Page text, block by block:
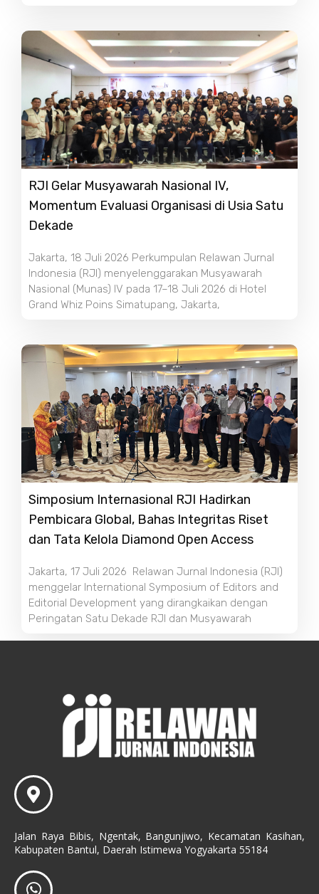
RJI Gelar Musyawarah Nasional IV,
Momentum Evaluasi Organisasi di Usia Satu
Dekade
Jakarta, 18 Juli 2026 Perkumpulan Relawan Jurnal
Indonesia (RJI) menyelenggarakan Musyawarah
Nasional (Munas) IV pada 17–18 Juli 2026 di Hotel
Grand Whiz Poins Simatupang, Jakarta,
Simposium Internasional RJI Hadirkan
Pembicara Global, Bahas Integritas Riset
dan Tata Kelola Diamond Open Access
Jakarta, 17 Juli 2026 Relawan Jurnal Indonesia (RJI)
menggelar International Symposium of Editors and
Editorial Development yang dirangkaikan dengan
Peringatan Satu Dekade RJI dan Musyawarah
Jalan Raya Bibis, Ngentak, Bangunjiwo, Kecamatan Kasihan,
Kabupaten Bantul, Daerah Istimewa Yogyakarta 55184